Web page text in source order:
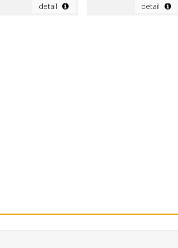
detail detail